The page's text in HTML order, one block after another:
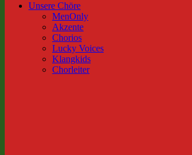
Unsere Chöre
MenOnly
Akzente
Chorios
Lucky Voices
Klangkids
Chorleiter